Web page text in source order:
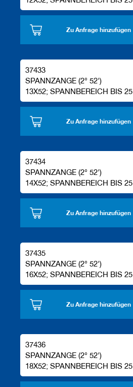
Zu Anfrage hinzufügen
37433
SPANNZANGE (2° 52')
13X52; SPANNBEREICH BIS 25
Zu Anfrage hinzufügen
37434
SPANNZANGE (2° 52')
14X52; SPANNBEREICH BIS 25
Zu Anfrage hinzufügen
37435
SPANNZANGE (2° 52')
16X52; SPANNBEREICH BIS 25
Zu Anfrage hinzufügen
37436
SPANNZANGE (2° 52')
18X52; SPANNBEREICH BIS 25